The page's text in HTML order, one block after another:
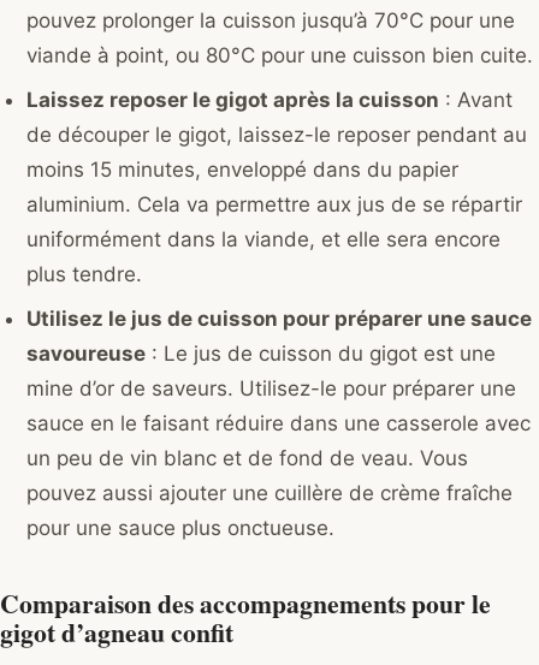
pouvez prolonger la cuisson jusqu’à 70°C pour une
viande à point, ou 80°C pour une cuisson bien cuite.
Laissez reposer le gigot après la cuisson : Avant
de découper le gigot, laissez-le reposer pendant au
moins 15 minutes, enveloppé dans du papier
aluminium. Cela va permettre aux jus de se répartir
uniformément dans la viande, et elle sera encore
plus tendre.
Utilisez le jus de cuisson pour préparer une sauce
savoureuse : Le jus de cuisson du gigot est une
mine d’or de saveurs. Utilisez-le pour préparer une
sauce en le faisant réduire dans une casserole avec
un peu de vin blanc et de fond de veau. Vous
pouvez aussi ajouter une cuillère de crème fraîche
pour une sauce plus onctueuse.
Comparaison des accompagnements pour le
gigot d’agneau confit